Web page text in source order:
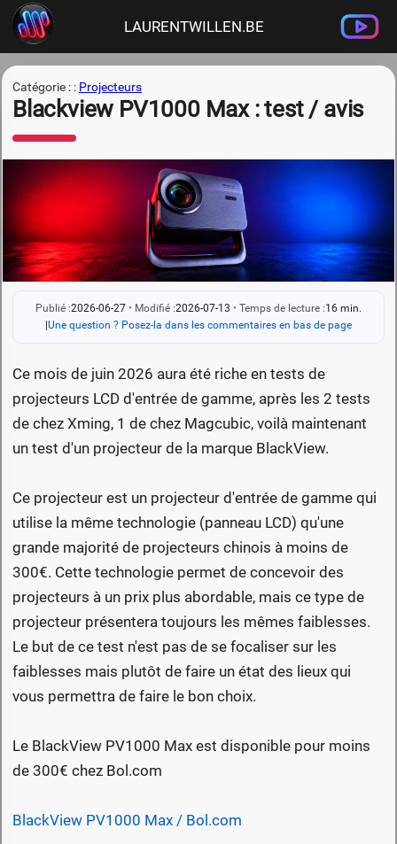
LAURENTWILLEN.BE
Catégorie : : Projecteurs
Blackview PV1000 Max : test / avis
Publié :2026-06-27 • Modifié :2026-07-13 • Temps de lecture :16 min.
Une question ? Posez-la dans les commentaires en bas de page
Ce mois de juin 2026 aura été riche en tests de
projecteurs LCD d'entrée de gamme, après les 2 tests
de chez Xming, 1 de chez Magcubic, voilà maintenant
un test d'un projecteur de la marque BlackView.
Ce projecteur est un projecteur d'entrée de gamme qui
utilise la même technologie (panneau LCD) qu'une
grande majorité de projecteurs chinois à moins de
300€. Cette technologie permet de concevoir des
projecteurs à un prix plus abordable, mais ce type de
projecteur présentera toujours les mêmes faiblesses.
Le but de ce test n'est pas de se focaliser sur les
faiblesses mais plutôt de faire un état des lieux qui
vous permettra de faire le bon choix.
Le BlackView PV1000 Max est disponible pour moins
de 300€ chez Bol.com
BlackView PV1000 Max / Bol.com